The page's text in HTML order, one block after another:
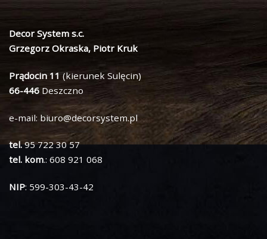
Decor System s.c.
Grzegorz Okraska, Piotr Kruk
Prądocin 11 (kierunek Sulęcin)
66-446 Deszczno
e-mail: biuro@decorsystem.pl
tel.95 722 30 57
tel. kom.: 608 921 068
NIP: 599-303-43-42